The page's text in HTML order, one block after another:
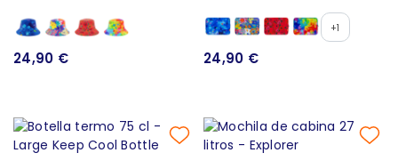
24,90 €
+1
24,90 €